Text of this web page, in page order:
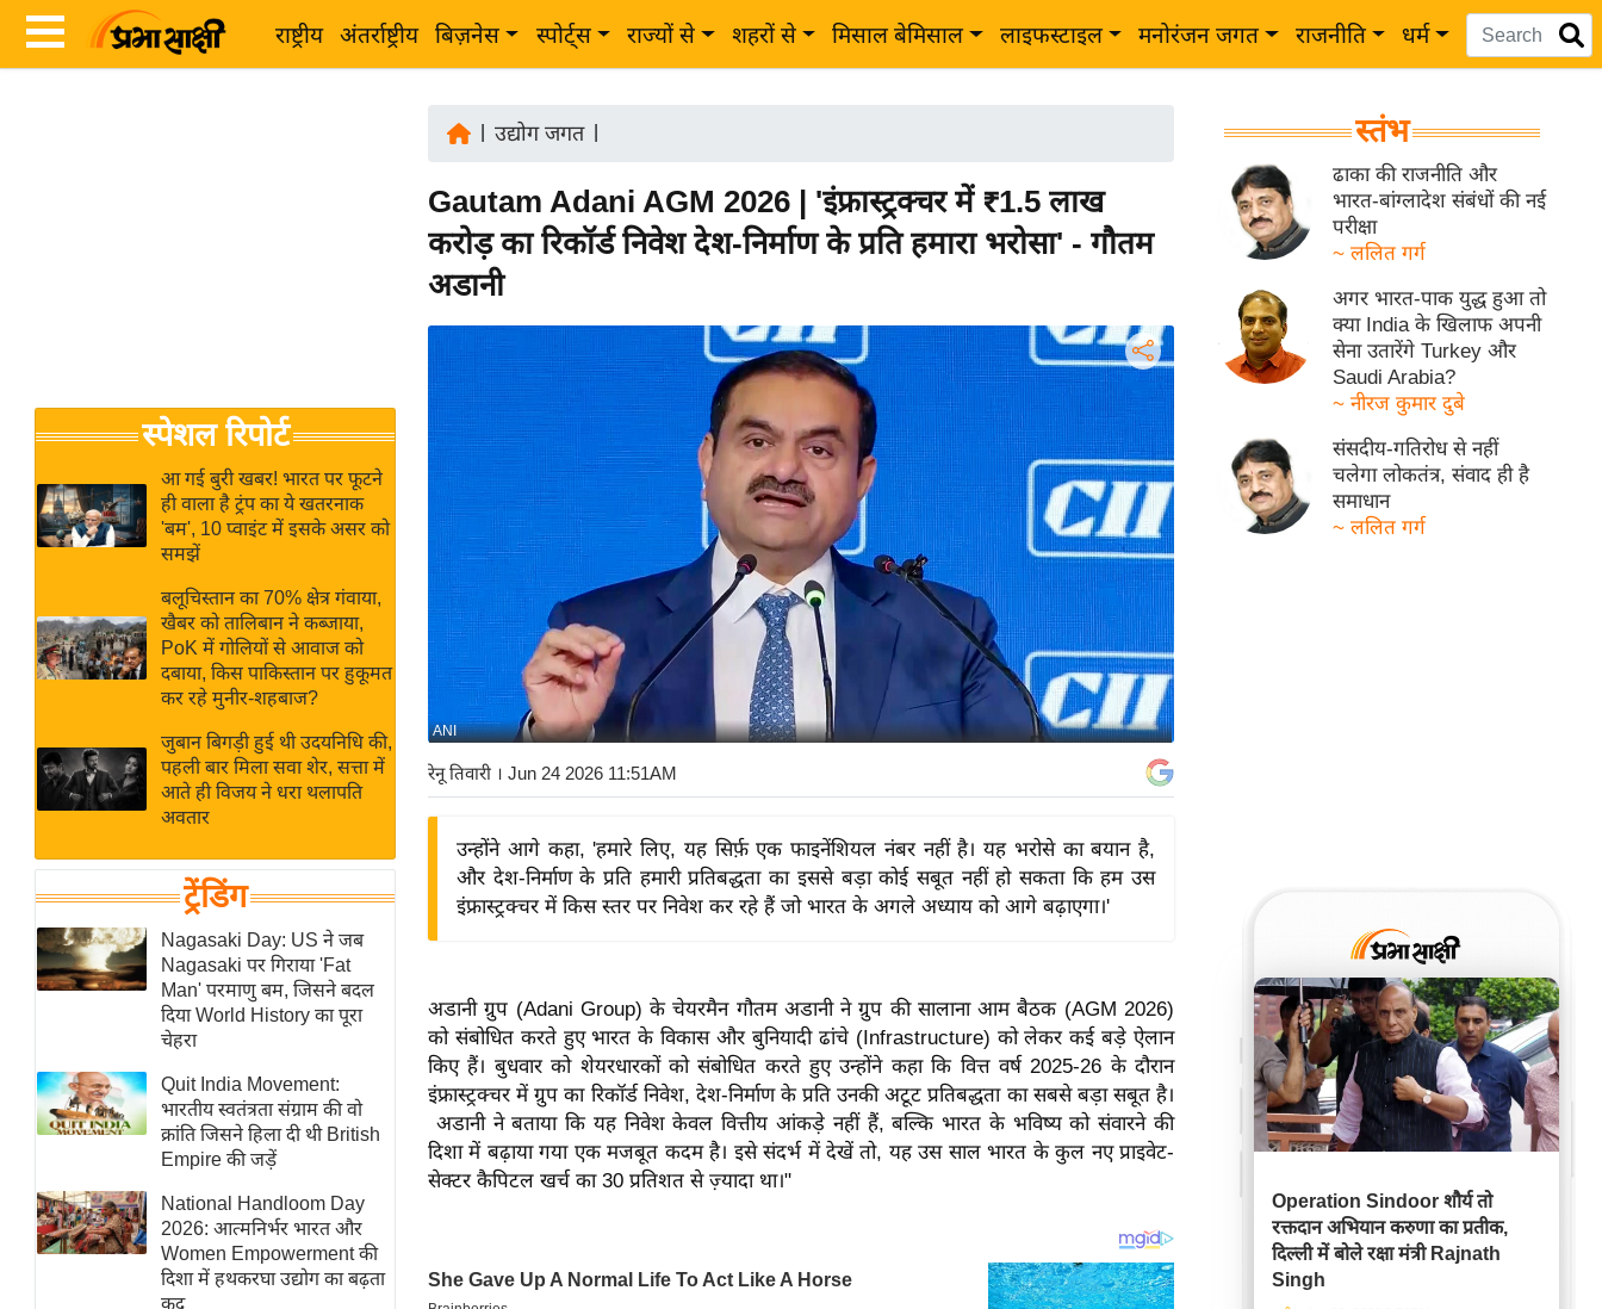
राष्ट्रीय अंतर्राष्ट्रीय बिज़नेस स्पोर्ट्स राज्यों से शहरों से मिसाल बेमिसाल लाइफस्टाइल मनोरंजन जगत राजनीति धर्म
Breaking
News in
Hindi
Hindi
Hindi
Videos
जगत
राय
बजट
क्रिकेट
IPL
2026
ई-पेपर
मिसाल बेमिसाल
शख्सियत
यंग इंडिया
साहित्य जगत
ऑटो वर्ल्ड
न्यूज ब्रीफ
मनोरंजन जगत
बॉलीवुड
हॉलीवुड
फिल्म समीक्षा
Breaking
News
लाइफस्टाइल
टेक्नॉलॉजी
ब्यूटी/फैशन
स्पेशल रिपोर्ट
आ गई बुरी खबर! भारत पर फूटने
ही वाला है ट्रंप का ये खतरनाक
'बम', 10 प्वाइंट में इसके असर को
समझें
बलूचिस्तान का 70% क्षेत्र गंवाया,
खैबर को तालिबान ने कब्जाया,
PoK में गोलियों से आवाज को
दबाया, किस पाकिस्तान पर हुकूमत
कर रहे मुनीर-शहबाज?
जुबान बिगड़ी हुई थी उदयनिधि की,
पहली बार मिला सवा शेर, सत्ता में
आते ही विजय ने धरा थलापति
अवतार
ट्रेंडिंग
Nagasaki Day: US ने जब
Nagasaki पर गिराया 'Fat
Man' परमाणु बम, जिसने बदल
दिया World History का पूरा
चेहरा
Quit India Movement:
भारतीय स्वतंत्रता संग्राम की वो
क्रांति जिसने हिला दी थी British
Empire की जड़ें
National Handloom Day
2026: आत्मनिर्भर भारत और
Women Empowerment की
दिशा में हथकरघा उद्योग का बढ़ता
कद
उद्योग जगत|
Gautam Adani AGM 2026 | 'इंफ्रास्ट्रक्चर में ₹1.5 लाख
करोड़ का रिकॉर्ड निवेश देश-निर्माण के प्रति हमारा भरोसा' - गौतम
अडानी
ANI
रेनू तिवारी । Jun 24 2026 11:51AM
उन्होंने आगे कहा, 'हमारे लिए, यह सिर्फ़ एक फाइनेंशियल नंबर नहीं है। यह भरोसे का बयान है,
और देश-निर्माण के प्रति हमारी प्रतिबद्धता का इससे बड़ा कोई सबूत नहीं हो सकता कि हम उस
इंफ्रास्ट्रक्चर में किस स्तर पर निवेश कर रहे हैं जो भारत के अगले अध्याय को आगे बढ़ाएगा।'
अडानी ग्रुप (Adani Group) के चेयरमैन गौतम अडानी ने ग्रुप की सालाना आम बैठक (AGM 2026)
को संबोधित करते हुए भारत के विकास और बुनियादी ढांचे (Infrastructure) को लेकर कई बड़े ऐलान
किए हैं। बुधवार को शेयरधारकों को संबोधित करते हुए उन्होंने कहा कि वित्त वर्ष 2025-26 के दौरान
इंफ्रास्ट्रक्चर में ग्रुप का रिकॉर्ड निवेश, देश-निर्माण के प्रति उनकी अटूट प्रतिबद्धता का सबसे बड़ा सबूत है।
अडानी ने बताया कि यह निवेश केवल वित्तीय आंकड़े नहीं हैं, बल्कि भारत के भविष्य को संवारने की
दिशा में बढ़ाया गया एक मजबूत कदम है। इसे संदर्भ में देखें तो, यह उस साल भारत के कुल नए प्राइवेट-
सेक्टर कैपिटल खर्च का 30 प्रतिशत से ज़्यादा था।"
स्तंभ
ढाका की राजनीति और
भारत-बांग्लादेश संबंधों की नई
परीक्षा
~ ललित गर्ग
अगर भारत-पाक युद्ध हुआ तो
क्या India के खिलाफ अपनी
सेना उतारेंगे Turkey और
Saudi Arabia?
~ नीरज कुमार दुबे
संसदीय-गतिरोध से नहीं
चलेगा लोकतंत्र, संवाद ही है
समाधान
~ ललित गर्ग
Operation Sindoor शौर्य तो
रक्तदान अभियान करुणा का प्रतीक,
दिल्ली में बोले रक्षा मंत्री Rajnath
Singh